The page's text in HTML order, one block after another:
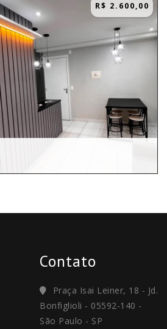
R$ 2.600,00
Contato
Praça Isai Leiner, 18 - Jd.
Bonfiglioli - 05592-140 -
São Paulo - SP